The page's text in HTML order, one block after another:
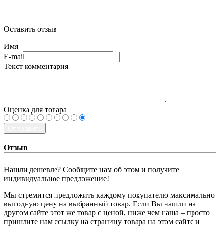
Оставить отзыв
Имя
E-mail
Текст комментария
Оценка для товара
Отзыв
Нашли дешевле? Сообщите нам об этом и получите
индивидуальное предложение!
Мы стремится предложить каждому покупателю максимально
выгодную цену на выбранный товар. Если Вы нашли на
другом сайте этот же товар с ценой, ниже чем наша – просто
пришлите нам ссылку на страницу товара на этом сайте и